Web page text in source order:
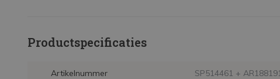
Productspecificaties
Artikelnummer SP514461 +